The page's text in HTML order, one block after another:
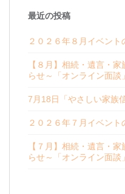
最近の投稿
２０２６年８月イベント
【８月】相続・遺言・
らせ～「オンライン面談
7月18日「やさしい家族
２０２６年７月イベント
【７月】相続・遺言・
らせ～「オンライン面談